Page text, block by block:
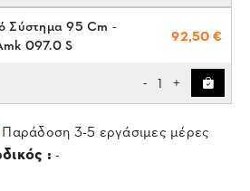
Σύστημα 95 Cm -
097.0 S
92,50 €
- 1 +
Παράδοση 3-5 εργάσιμες μέρες
: -